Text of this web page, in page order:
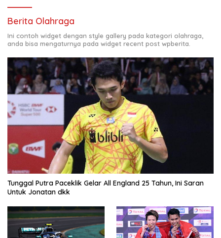
Berita Olahraga
Ini contoh widget dengan style gallery pada kategori olahraga,
anda bisa mengaturnya pada widget recent post wpberita.
Tunggal Putra Paceklik Gelar All England 25 Tahun, Ini Saran
Untuk Jonatan dkk